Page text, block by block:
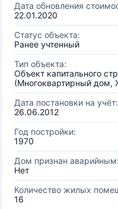
Дата обновления
22.01.2020
Статус объекта:
Ранее учтенный
Тип объекта:
Объект капитального
(Многоквартирный дом,
Дата постановки на учёт:
26.06.2012
Год постройки:
1970
Дом признан аварийным:
Нет
Количество жилых
16